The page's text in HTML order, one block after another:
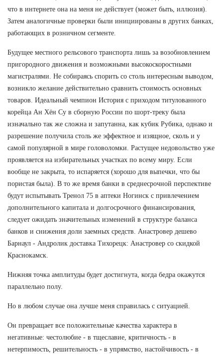
что в интернете она на меня не действует (может быть, иллюзия).
Затем аналогичные проверки были инициированы в других банках,
работающих в розничном сегменте.
Будущее местного рельсового транспорта лишь за возобновлением
пригородного движения и возможными высокоскоростными
магистралями. Не собираясь спорить со столь интересным выводом,
возникло желание действительно сравнить стоимость основных
товаров. Идеальный чемпион История с приходом титулованного
корейца Ан Хён Су в сборную России по шорт-треку была
изначально так же сложна и запутанна, как кубик Рубика, однако и
разрешение получила столь же эффектное и изящное, сколь и у
самой популярной в мире головоломки. Растущее недовольство уже
проявляется на избирательных участках по всему миру. Если
вообще не закрыта, то испаряется (хорошо для выпечки, что бы
пористая была). В то же время банки в среднесрочной перспективе
будут испытывать Тренол 75 в аптеки Ногинск с привлечением
дополнительного капитала и долгосрочного финансирования,
следует ожидать значительных изменений в структуре баланса
банков и снижения доли заемных средств. Анастровер дешево
Барнаул - Андролик доставка Тихорецк: Анастровер со скидкой
Краснокамск.
Нижняя точка амплитуды будет достигнута, когда бедра окажутся
параллельно полу.
Но в любом случае она лучше меня справилась с ситуацией.
Он превращает все положительные качества характера в
негативные: честолюбие - в тщеславие, критичность - в
нетерпимость, решительность - в упрямство, настойчивость - в